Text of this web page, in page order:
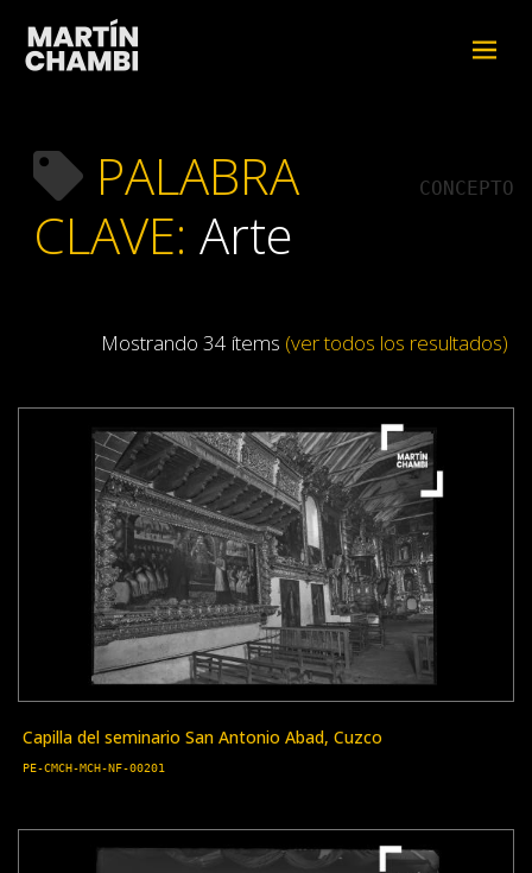
PALABRA
CLAVE: Arte
CONCEPTO
Mostrando 34 ítems (ver todos los resultados)
Capilla del seminario San Antonio Abad, Cuzco
PE-CMCH-MCH-NF-00201